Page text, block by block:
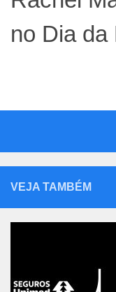
no Dia da
VEJA TAMBÉM